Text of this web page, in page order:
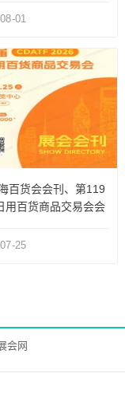
01
百货会会刊、第119
用百货商品交易会会
25
会网